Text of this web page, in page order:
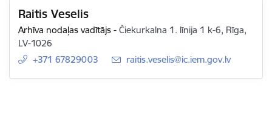
Raitis Veselis
Arhīva nodaļas vadītājs -Čiekurkalna 1. līnija 1 k-6, Rīga,
LV-1026
+371 67829003
E-pasts:
raitis.veselis@ic.iem.gov.lv